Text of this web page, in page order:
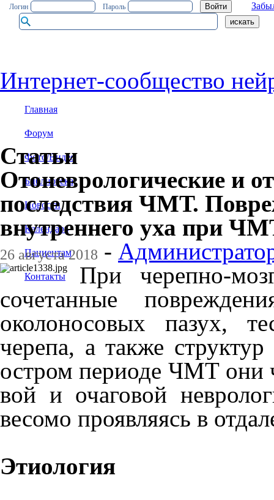
Логин Пароль
Интернет-сообщество
Главная
Форум
Фото/Видео
Библиотека
Новости
Календарь
Пациентам
Контакты
Статьи
Отоневрологические и
последствия ЧМТ.
внутреннего уха при
26 августа 2018 -
При черепно-
сочетанные
околоносовых пазух,
черепа, а также
остром периоде ЧМТ они
вой и очаговой
весомо проявляясь в
Этиология